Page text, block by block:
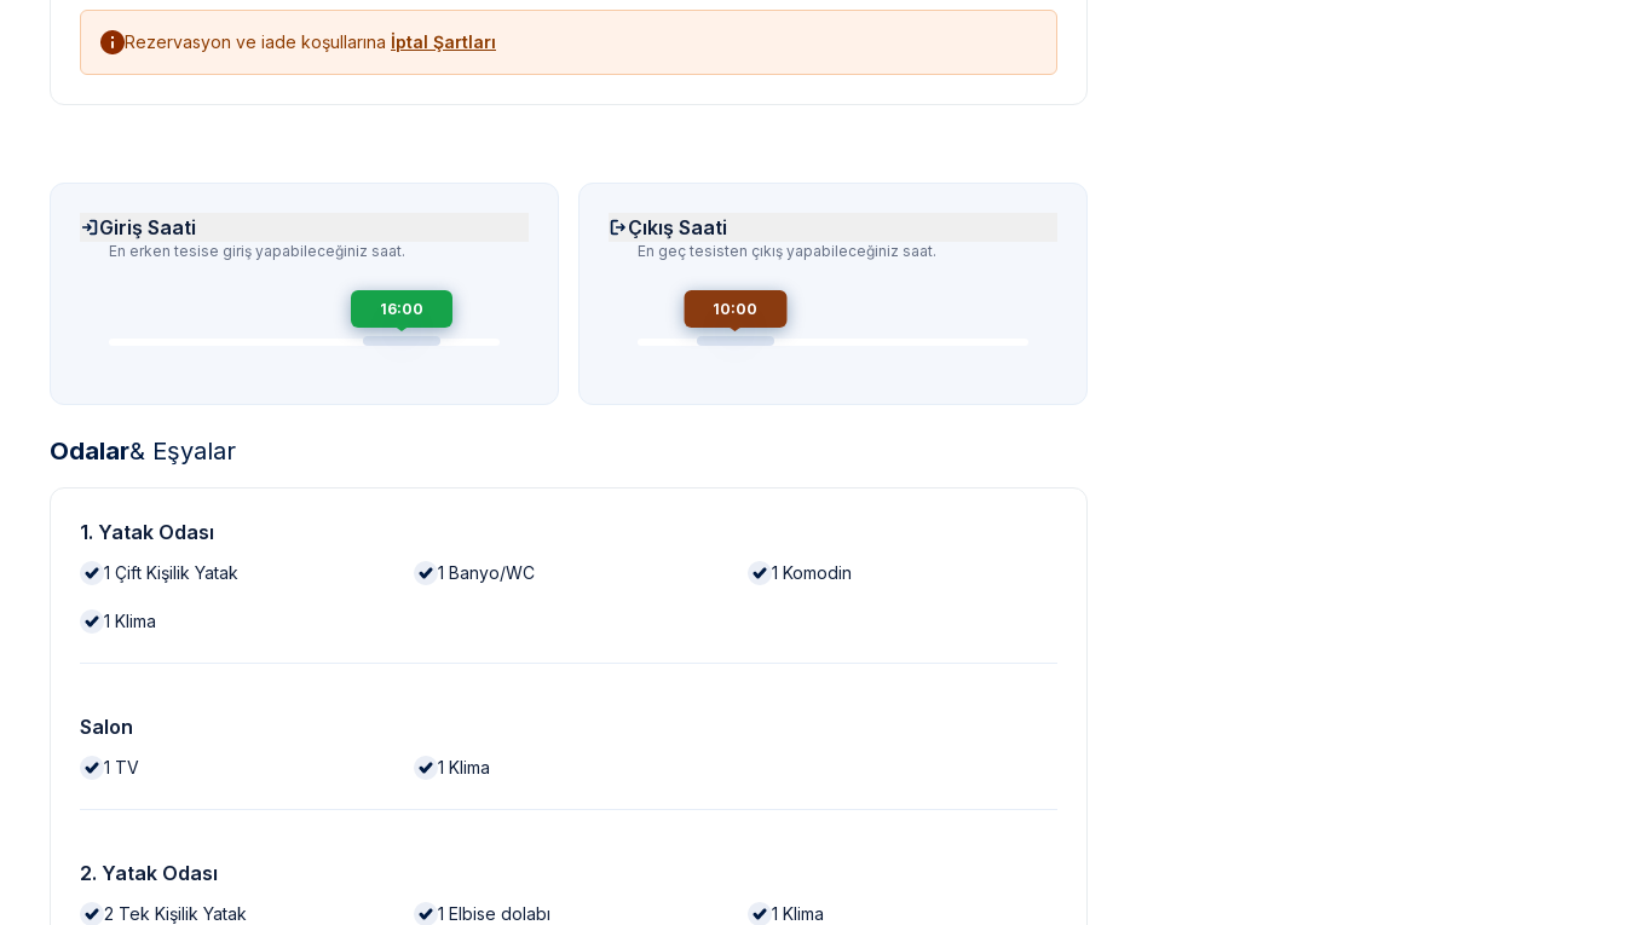
Rezervasyon ve iade koşullarına İptal Şartları
Giriş Saati
En erken tesise giriş yapabileceğiniz saat.
16:00
Çıkış Saati
En geç tesisten çıkış yapabileceğiniz saat.
10:00
Odalar& Eşyalar
1. Yatak Odası
1 Çift Kişilik Yatak 1 Banyo/WC 1 Komodin
1 Klima
Salon
1 TV 1 Klima
2. Yatak Odası
2 Tek Kişilik Yatak 1 Elbise dolabı 1 Klima